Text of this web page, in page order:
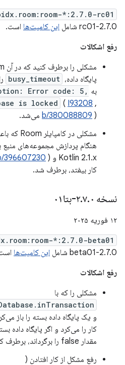
*:2.7.0-rc01
2.7.0-rc01 شامل
این کامیت‌ها است.
رفع اشکالات
پایگاه داده، busy_timeout
به Error code: 5,
is locked ( I93208 ,
b/380088809 ) می‌شد.
Kotlin 2.1.x و KSP1 (
396607230
کار بیفتد، برطرف شد.
نسخه ۲ .۷.۰-بتا۰۱
۱۲ فوریه ۲۰۲۵
*:2.7.0-beta01
2.7.0-beta01 شامل
این کامیت‌ها
رفع اشکالات
مشکلی را که با
و یک پایگاه داده بسته را باز
کار را می‌کرد و اگر پایگاه داده
مقدار false را برگرداند، برطرف کرد (
رفع مشکل از کار افتادن (